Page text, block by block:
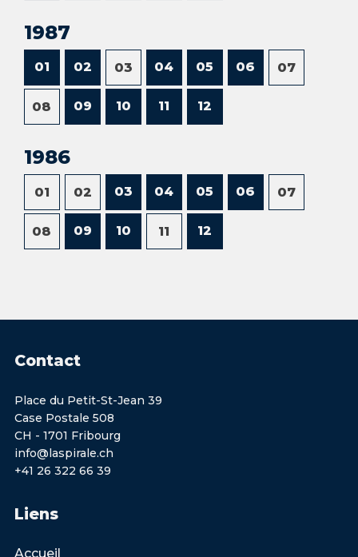
1987
01 02 03 04 05 06 07
08 09 10 11 12
1986
01 02 03 04 05 06 07
08 09 10 11 12
Contact
Place du Petit-St-Jean 39
Case Postale 508
CH - 1701 Fribourg
info@laspirale.ch
+41 26 322 66 39
Liens
Accueil